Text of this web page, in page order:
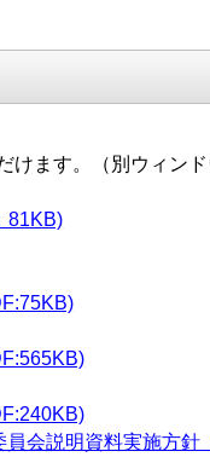
けます。（別ウィン
81KB)
員会説明資料実施方